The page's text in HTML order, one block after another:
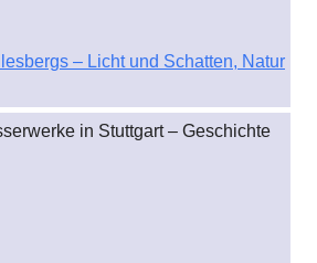
– Licht und Schatten, Natur